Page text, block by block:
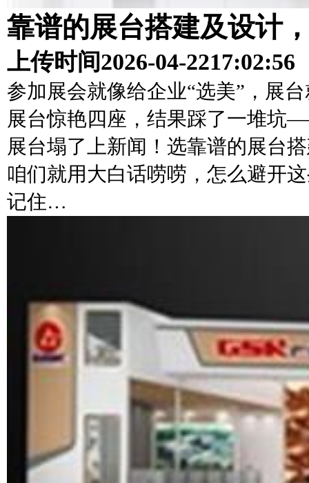
靠谱的展台搭建及设计
上传时间2026-04-2217:02:56
参加展会就像给企业“选美”，展
展台惊艳四座，结果踩了一堆坑
展台塌了上新闻！选靠谱的展台
咱们就用大白话唠唠，怎么避开
记住…